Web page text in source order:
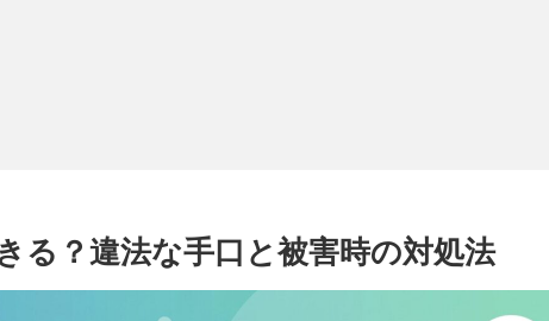
る？違法な手口と被害時の対処法